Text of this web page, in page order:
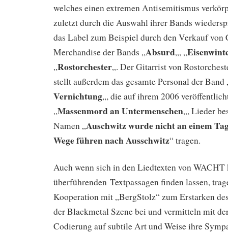
welches einen extremen Antisemitismus
zuletzt durch die Auswahl ihrer Bands
das Label zum Beispiel durch den Verkauf von
Merchandise der Bands „Absurd„, „
„Rostorchester„. Der Gitarrist von
stellt außerdem das gesamte Personal der Band
Vernichtung„, die auf ihrem 2006
„Massenmord an Untermenschen„, Lieder
Namen „Auschwitz wurde nicht an einem
Wege führen nach Ausschwitz“ tragen.
Auch wenn sich in den Liedtexten von WACHT
überführenden Textpassagen finden lassen,
Kooperation mit „BergStolz“ zum Erstarken
der Blackmetal Szene bei und vermitteln mit
Codierung auf subtile Art und Weise ihre